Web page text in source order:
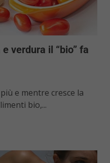
verdura il “bio” fa
e mentre cresce la
bio,...